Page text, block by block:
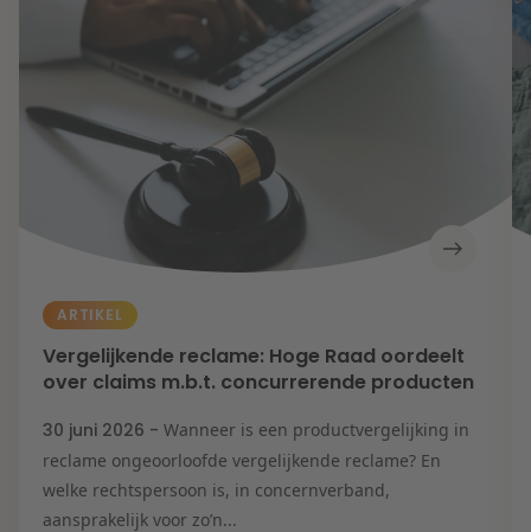
ARTIKEL
Vergelijkende reclame: Hoge Raad oordeelt
over claims m.b.t. concurrerende producten
30 juni 2026 - Wanneer is een productvergelijking in
reclame ongeoorloofde vergelijkende reclame? En
welke rechtspersoon is, in concernverband,
aansprakelijk voor zo’n...